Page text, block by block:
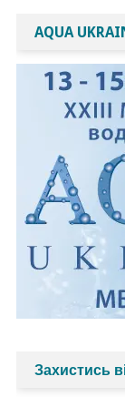
AQUA
Захистись